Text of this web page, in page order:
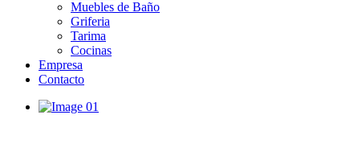
Muebles de Baño
Griferia
Tarima
Cocinas
Empresa
Contacto